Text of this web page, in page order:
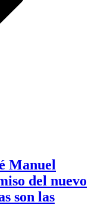
Manuel
del nuevo
son las